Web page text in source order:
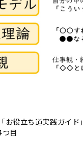
お役立ち道実践ガイド
目